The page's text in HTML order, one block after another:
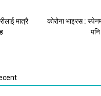
मात्रै
कोरोना भाइरस :